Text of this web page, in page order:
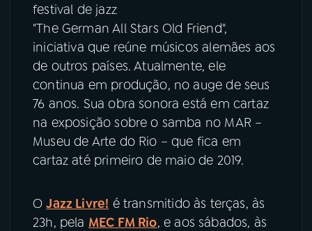
festival de jazz
"The German All Stars Old Friend",
iniciativa que reúne músicos alemães aos
de outros países. Atualmente, ele
continua em produção, no auge de seus
76 anos. Sua obra sonora está em cartaz
na exposição sobre o samba no MAR –
Museu de Arte do Rio – que fica em
cartaz até primeiro de maio de 2019.
OJazz Livre! é transmitido às terças, às
23h, pela MEC FM Rio, e aos sábados, às